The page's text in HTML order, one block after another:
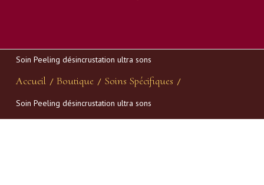
Soin Peeling désincrustation ultra sons
Accueil / Boutique / Soins Spécifiques /
Soin Peeling désincrustation ultra sons